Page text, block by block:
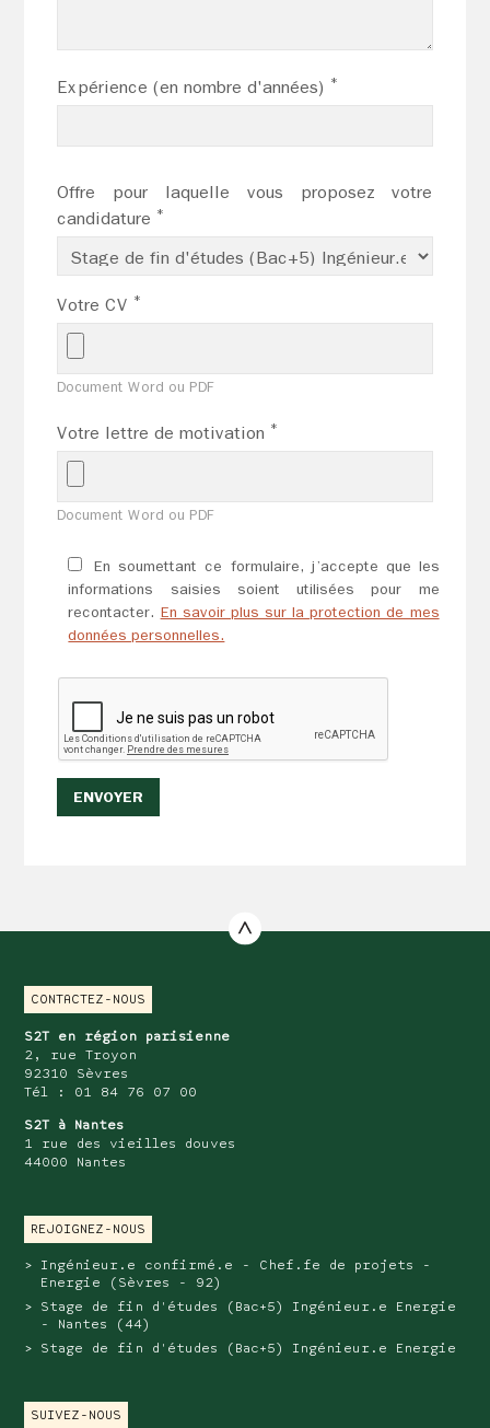
Expérience (en nombre d'années) *
Offre pour laquelle vous proposez votre
candidature *
Votre CV *
Document Word ou PDF
Votre lettre de motivation *
Document Word ou PDF
En soumettant ce formulaire, j’accepte que les
informations saisies soient utilisées pour me
recontacter. En savoir plus sur la protection de mes
données personnelles.
Veuillez
ENVOYER
CONTACTEZ-NOUS
S2T en région parisienne
2, rue Troyon
92310 Sèvres
Tél : 01 84 76 07 00
S2T à Nantes
1 rue des vieilles douves
44000 Nantes
REJOIGNEZ-NOUS
Ingénieur.e confirmé.e - Chef.fe de projets -
Energie (Sèvres - 92)
Stage de fin d'études (Bac+5) Ingénieur.e Energie
- Nantes (44)
Stage de fin d'études (Bac+5) Ingénieur.e Energie
SUIVEZ-NOUS